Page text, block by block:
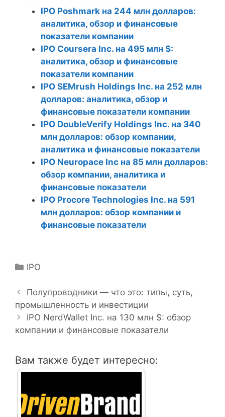
IPO Poshmark на 244 млн долларов:
аналитика, обзор и финансовые
показатели компании
IPO Coursera Inc. на 495 млн $:
аналитика, обзор и финансовые
показатели компании
IPO SEMrush Holdings Inc. на 252 млн
долларов: аналитика, обзор и
финансовые показатели компании
IPO DoubleVerify Holdings Inc. на 340
млн долларов: обзор компании,
аналитика и финансовые показатели
IPO Neuropace Inc на 85 млн долларов:
обзор компании, аналитика и
финансовые показатели
IPO Procore Technologies Inc. на 591
млн долларов: обзор компании и
финансовые показатели
Р
б
р
и
к
IPO
а
в
и
г
ц
и
Полупроводники — что это: типы, суть,
промышленность и инвестиции
IPO NerdWallet Inc. на 130 млн $: обзор
компании и финансовые показатели
Вам также будет интересно: